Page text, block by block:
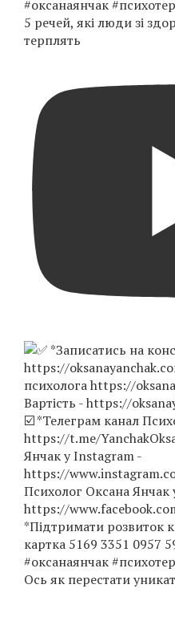
5 речей, які люди зі
терплять
Ось як перестати